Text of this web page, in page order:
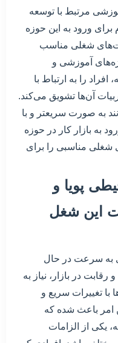
مرتبط با توسعه
برای ورود به این حوزه
شغلی مناسب
آموزشی و
را به ارتباط با
آن‌ها تشویق می‌کند.
به صورت سریعتر و با
به بازار کار در حوزه
مناسبی را برای
پویا و
این شغل
به سرعت در حال
در بازار، نیاز به
با تغییرات سریع و
امر باعث شده که
یکی از الزامات